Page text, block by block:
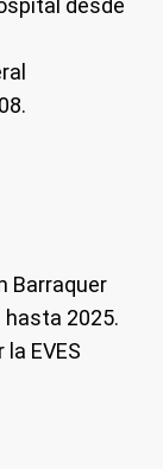
Barraquer
hasta 2025.
EVES